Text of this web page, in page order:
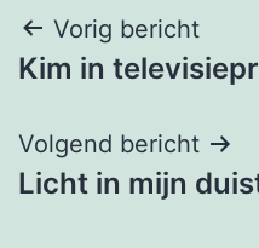
Bericht
navigatie
Vorig bericht
Kim in
Volgend bericht
Licht in mijn